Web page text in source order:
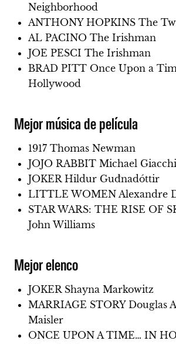
Neighborhood
ANTHONY HOPKINS The
AL PACINO The Irishman
JOE PESCI The Irishman
BRAD PITT Once Upon a
Hollywood
Mejor música de película
1917 Thomas Newman
JOJO RABBIT Michael
JOKER Hildur Guđnadóttir
LITTLE WOMEN Alexandre
STAR WARS: THE RISE OF
John Williams
Mejor elenco
JOKER Shayna Markowitz
MARRIAGE STORY Douglas
Maisler
ONCE UPON A TIME… IN